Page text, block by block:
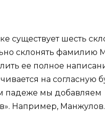
существует шесть
склонять фамилию
ее полное
на согласную
падеже мы добавляем
Например, Манжулов.